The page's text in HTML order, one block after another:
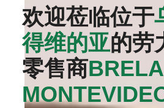
欢迎莅临位于
得维的亚的劳
零售商